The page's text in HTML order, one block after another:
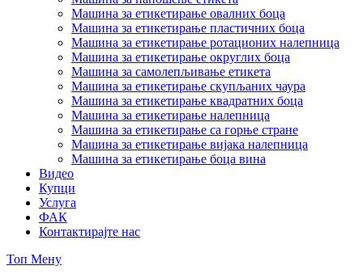
Машина за етикетирање овалних боца
Машина за етикетирање пластичних боца
Машина за етикетирање ротационих налепница
Машина за етикетирање округлих боца
Машина за самолепљивање етикета
Машина за етикетирање скупљаних чаура
Машина за етикетирање квадратних боца
Машина за етикетирање налепница
Машина за етикетирање са горње стране
Машина за етикетирање вијака налепница
Машина за етикетирање боца вина
Видео
Купци
Услуга
ФАК
Контактирајте нас
Топ Мену